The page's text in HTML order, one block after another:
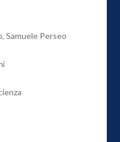
Samuele Perseo